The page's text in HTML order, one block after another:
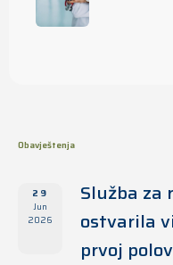
Obavještenja
29
Jun
2026
Služba za
ostvarila
prvoj